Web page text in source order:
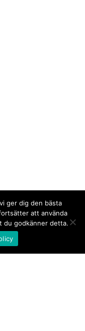
ger dig den bästa
att använda
du godkänner detta.